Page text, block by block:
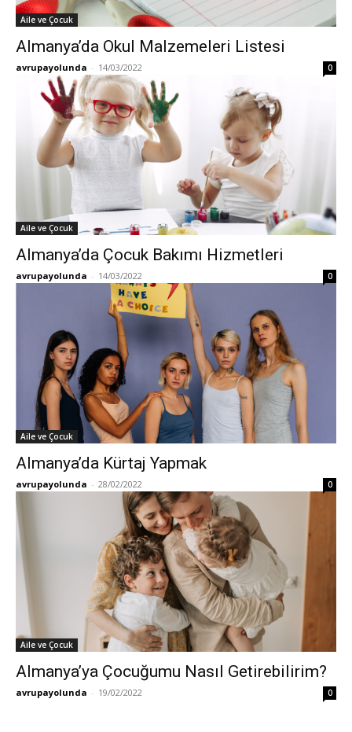
Aile ve Çocuk
Almanya’da Okul Malzemeleri Listesi
avrupayolunda - 14/03/2022 0
Aile ve Çocuk
Almanya’da Çocuk Bakımı Hizmetleri
avrupayolunda - 14/03/2022 0
Aile ve Çocuk
Almanya’da Kürtaj Yapmak
avrupayolunda - 28/02/2022 0
Aile ve Çocuk
Almanya’ya Çocuğumu Nasıl Getirebilirim?
avrupayolunda - 19/02/2022 0